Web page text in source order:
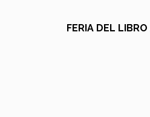
FERIA DEL